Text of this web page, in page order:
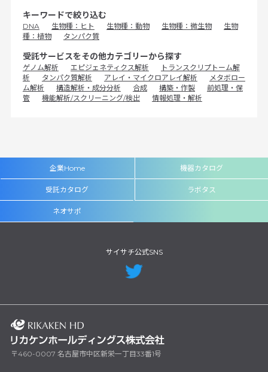
キーワードで絞り込む
DNA 生物種：ヒト 生物種：動物 生物種：微生物
生物
種：植物
タンパク質
受託サービスをその他カテゴリーから探す
ゲノム解析 エピジェネティクス解析
トランスクリプトーム解
析
タンパク質解析 アレイ・マイクロアレイ解析
メタボロー
ム解析
構造解析・成分分析 合成 構築・作製
前処理・保
管
機能解析/スクリーニング/検出 情報処理・解析
企業Home 機器カタログ
受託カタログ ラボタス
ネオサポ
サイサチ公式SNS
〒460-0007 名古屋市中区新栄一丁目33番1号